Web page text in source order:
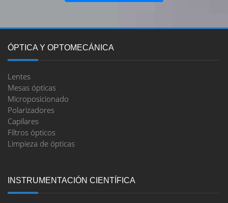
ÓPTICA Y OPTOMECÁNICA
Lentes
Mesas ópticas
Microposicionado
Polarizadores
Capilares
Filtros ópticos
Limpieza de ópticas
INSTRUMENTACIÓN CIENTÍFICA